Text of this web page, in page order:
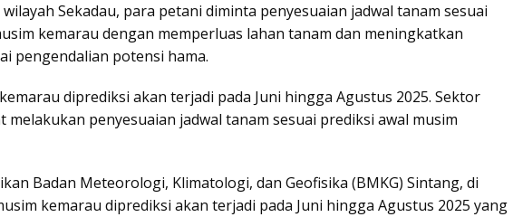
Sekadau, para petani diminta penyesuaian jadwal tanam sesuai
kemarau dengan memperluas lahan tanam dan meningkatkan
pengendalian potensi hama.
diprediksi akan terjadi pada Juni hingga Agustus 2025. Sektor
melakukan penyesuaian jadwal tanam sesuai prediksi awal musim
Badan Meteorologi, Klimatologi, dan Geofisika (BMKG) Sintang, di
kemarau diprediksi akan terjadi pada Juni hingga Agustus 2025 yang